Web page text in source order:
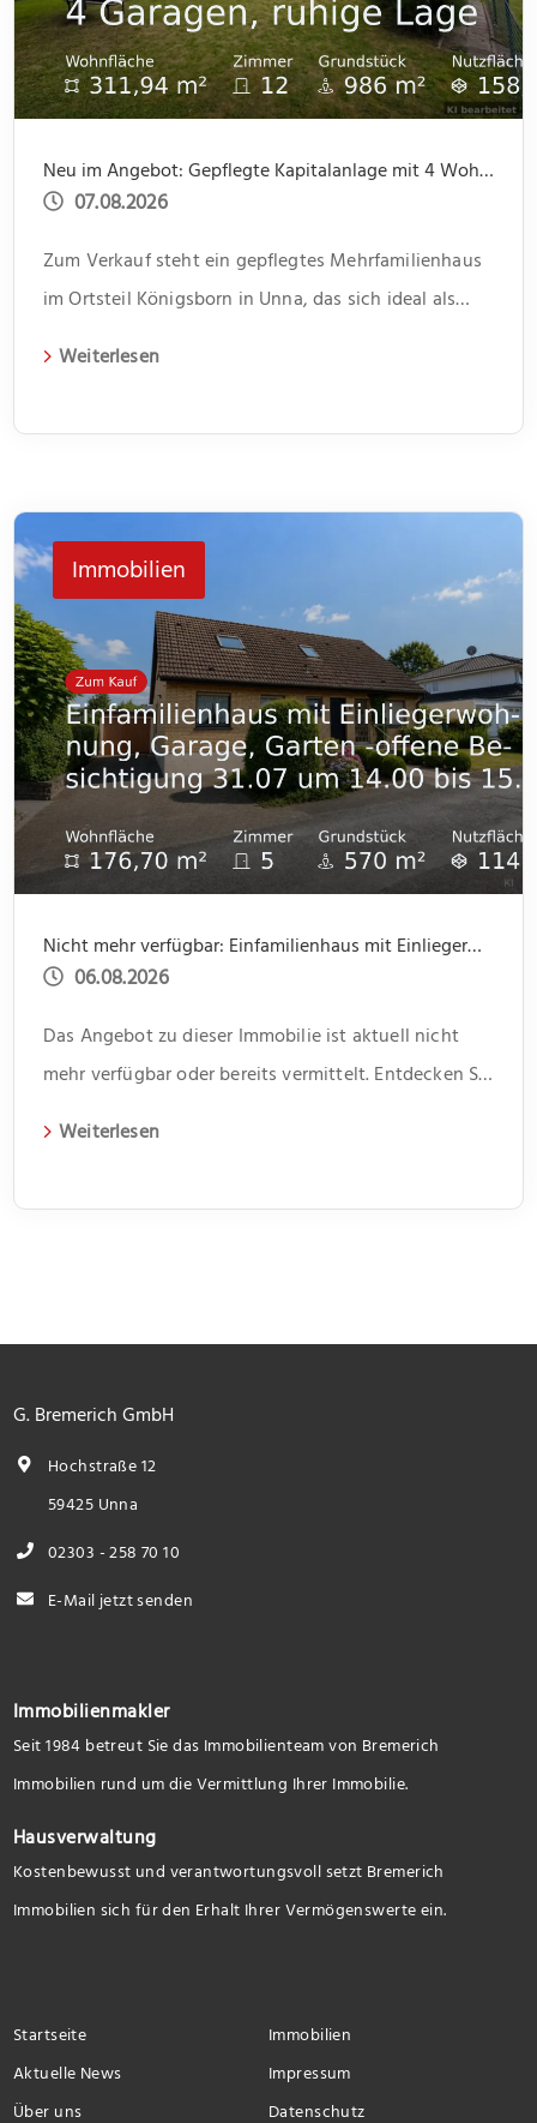
Neu im Angebot: Gepflegte Kapitalanlage mit 4 Wohnungen und 4 Garagen, ruhige Lage
07.08.2026
Zum Verkauf steht ein gepflegtes Mehrfamilienhaus
im Ortsteil Königsborn in Unna, das sich ideal als
[…]
Weiterlesen
Immobilien
Nicht mehr verfügbar: Einfamilienhaus mit Einliegerwohnung, Garage, Garten -offene Besichtigung 31.07 um 14.00 bis 15.30
06.08.2026
Das Angebot zu dieser Immobilie ist aktuell nicht
mehr verfügbar oder bereits vermittelt. Entdecken Sie
Weiterlesen
G. Bremerich GmbH
Hochstraße 12
59425 Unna
02303 - 258 70 10
E-Mail jetzt senden
Immobilienmakler
Seit 1984 betreut Sie das Immobilienteam von Bremerich
Immobilien rund um die Vermittlung Ihrer Immobilie.
Hausverwaltung
Kostenbewusst und verantwortungsvoll setzt Bremerich
Immobilien sich für den Erhalt Ihrer Vermögenswerte ein.
Startseite
Immobilien
Aktuelle News
Impressum
Über uns
Datenschutz